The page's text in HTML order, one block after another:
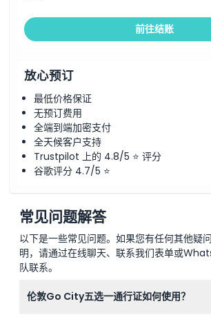
前往结账
放心预订
最低价格保证
无预订费用
全端到端加密支付
全天候客户支持
Trustpilot 上的 4.8/5 ⭐ 评分
谷歌评分 4.7/5 ⭐
常见问题解答
以下是一些常见问题。如果您有任何其他疑
明，请通过在线聊天、联系我们表单或
队联系。
伦敦Go City五选一通行证如何使用？